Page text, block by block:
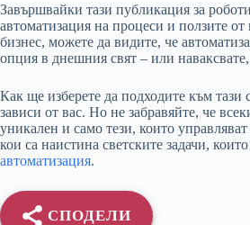
Завършвайки тази публикация за
автоматизация на процеси и ползите от
бизнес, можете да видите, че
опция в днешния свят – или наваксвате,
Как ще изберете да подходите към тази
зависи от вас. Но не забравяйте, че
уникален и само тези, които
кои са наистина светските задачи,
автоматизация.
СПОДЕЛИ